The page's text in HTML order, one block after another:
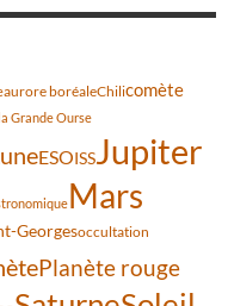
aurore boréaleChilicomète
Grande Ourse
ESOISSJupiter
Mars
Georgesoccultation
Planète rouge